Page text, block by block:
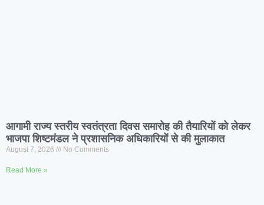
आगामी राज्य स्तरीय स्वतंत्रता दिवस समारोह की तैयारियों को लेकर
भाजपा शिष्टमंडल ने प्रशासनिक अधिकारियों से की मुलाकात
August 7, 2026 No Comments
Read More »